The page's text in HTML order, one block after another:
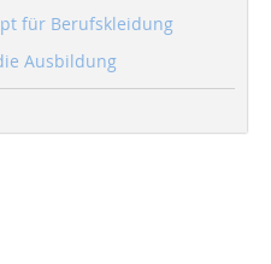
für Berufskleidung
Ausbildung